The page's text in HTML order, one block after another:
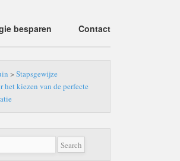
besparen Contact
> Stapsgewijze
kiezen van de perfecte